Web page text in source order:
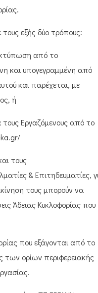
εξής δύο τρόπους:
από το
και υπογεγραμμένη από
και παρέχεται, με
ή
τους Εργαζόμενους από το
τους
& Επιτηδευματίες,
τους μπορούν να
Άδειας Κυκλοφορίας που
που εξάγονται από το
των ορίων περιφερειακής